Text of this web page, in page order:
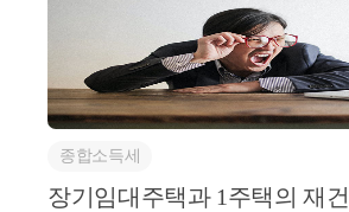
소유하고 있을 것사업시행계획인가
일 이전까지 대체주택을 취득하여1
신축주택이 완공되기 전 또는 완공된
주택을 양도할 것신축주택 완공 후 3
이 이사하여 1년 이상 계속하여 거주
적으로 검토해보도록 하겠습니다.대
자는 도시정비법 등에 의한 조합원이
2호에 따른 “대통령령으로 정하는 일
국내에 주택, 조합원입주권, 주택분양
텔을 1개 소유한 1세대가 그 주택, 조
분양권 또는 오피스텔(이하 이 조 및
“종전 주택등”이라 한다)을 소유한
업ㆍ취업ㆍ직장이전 및 이와 유사한
택(이하 이 조 및 제36조의3에서 “신
종합소득세
장기임대주택과 1주택의 재